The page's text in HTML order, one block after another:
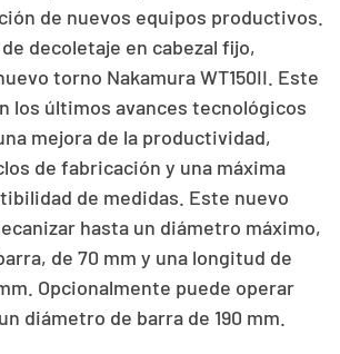
de nuevos equipos productivos.
decoletaje en cabezal fijo,
torno Nakamura WT150II. Este
los últimos avances tecnológicos
mejora de la productividad,
de fabricación y una máxima
de medidas. Este nuevo
hasta un diámetro máximo,
de 70 mm y una longitud de
Opcionalmente puede operar
diámetro de barra de 190 mm.